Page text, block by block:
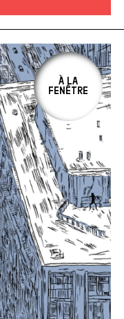
À LA
FENÊTRE